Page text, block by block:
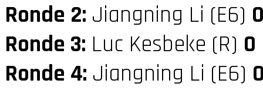
Ronde 2: Jiangning Li (E6)
Ronde 3: Luc Kesbeke (R) 0
Ronde 4: Jiangning Li (E6)